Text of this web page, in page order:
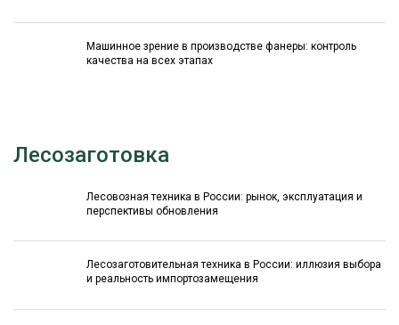
Машинное зрение в производстве фанеры: контроль
качества на всех этапах
Лесозаготовка
Лесовозная техника в России: рынок, эксплуатация и
перспективы обновления
Лесозаготовительная техника в России: иллюзия выбора
и реальность импортозамещения